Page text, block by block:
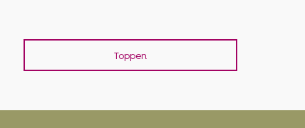
Toppen